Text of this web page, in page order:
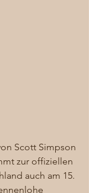
Scott Simpson
zur offiziellen
auch am 15.